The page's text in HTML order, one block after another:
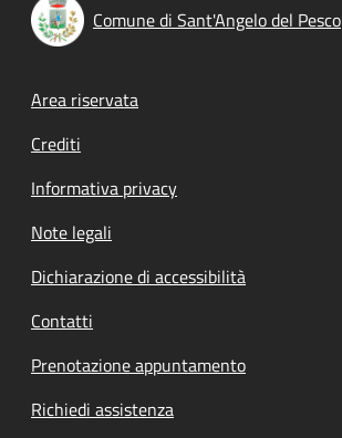
Comune di Sant'Angelo del Pesco
Footer menu
Area riservata
Crediti
Informativa privacy
Note legali
Dichiarazione di accessibilità
Contatti
Prenotazione appuntamento
Richiedi assistenza